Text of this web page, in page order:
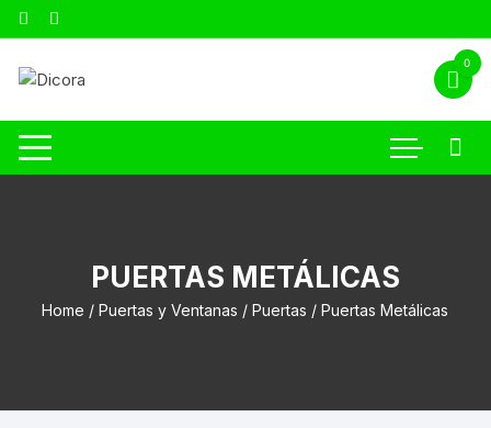
0
PUERTAS METÁLICAS
Home /Puertas y Ventanas /Puertas / Puertas Metálicas